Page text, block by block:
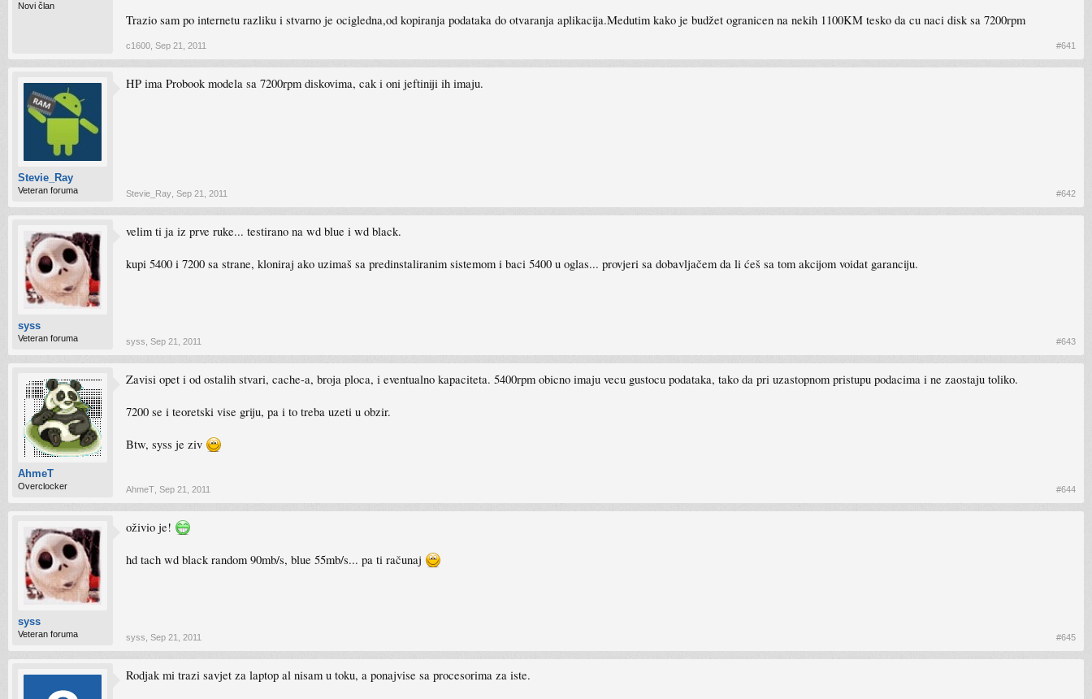
Novi član
Trazio sam po internetu razliku i stvarno je ocigledna,od kopiranja podataka do otvaranja aplikacija.Medutim kako je budžet ogranicen na nekih 1100KM tesko da cu naci disk sa 7200rpm
c1600 Sep 21, 2011 #641
Stevie_Ray
Veteran foruma
HP ima Probook modela sa 7200rpm diskovima, cak i oni jeftiniji ih imaju.
Stevie_Ray Sep 21, 2011 #642
syss
Veteran foruma
velim ti ja iz prve ruke... testirano na wd blue i wd black.
kupi 5400 i 7200 sa strane, kloniraj ako uzimaš sa predinstaliranim sistemom i baci 5400 u oglas... provjeri sa dobavljačem da li ćeš sa tom akcijom voidat garanciju.
syss Sep 21, 2011 #643
AhmeT
Overclocker
Zavisi opet i od ostalih stvari, cache-a, broja ploca, i eventualno kapaciteta. 5400rpm obicno imaju vecu gustocu podataka, tako da pri uzastopnom pristupu podacima i ne zaostaju toliko.
7200 se i teoretski vise griju, pa i to treba uzeti u obzir.
Btw, syss je ziv
AhmeT Sep 21, 2011 #644
syss
Veteran foruma
oživio je!
hd tach wd black random 90mb/s, blue 55mb/s... pa ti računaj
syss Sep 21, 2011 #645
Rodjak mi trazi savjet za laptop al nisam u toku, a ponajvise sa procesorima za iste.